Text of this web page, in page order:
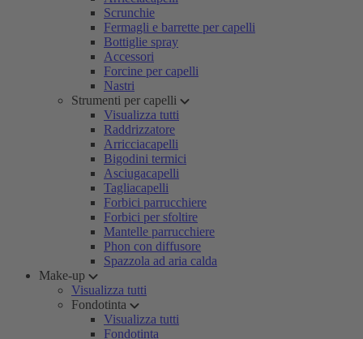
Scrunchie
Fermagli e barrette per capelli
Bottiglie spray
Accessori
Forcine per capelli
Nastri
Strumenti per capelli
Visualizza tutti
Raddrizzatore
Arricciacapelli
Bigodini termici
Asciugacapelli
Tagliacapelli
Forbici parrucchiere
Forbici per sfoltire
Mantelle parrucchiere
Phon con diffusore
Spazzola ad aria calda
Make-up
Visualizza tutti
Fondotinta
Visualizza tutti
Fondotinta